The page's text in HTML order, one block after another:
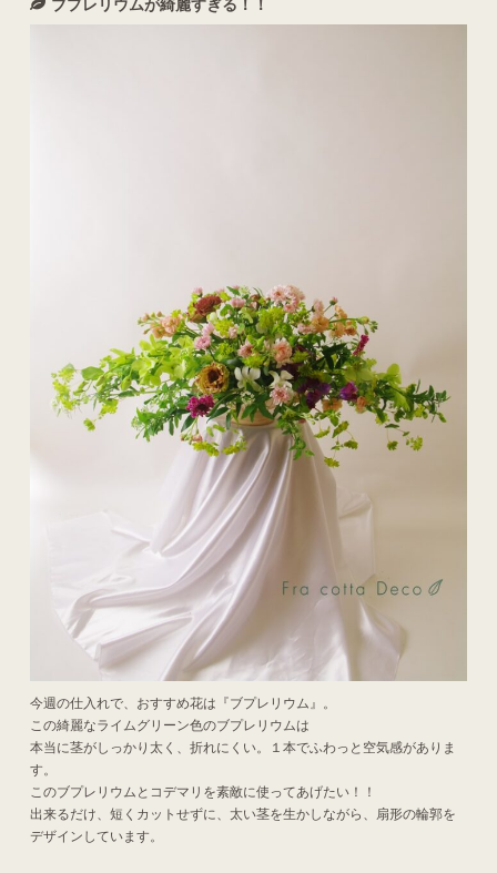
ブプレリウムが綺麗すぎる！！
今週の仕入れで、おすすめ花は『ブプレリウム』。
この綺麗なライムグリーン色のブプレリウムは
本当に茎がしっかり太く、折れにくい。１本でふわっと空気感がありま
す。
このブプレリウムとコデマリを素敵に使ってあげたい！！
出来るだけ、短くカットせずに、太い茎を生かしながら、扇形の輪郭を
デザインしています。